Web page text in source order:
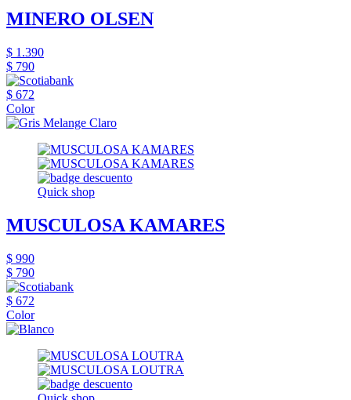
MINERO OLSEN
$ 1.390
$ 790
$ 672
Color
Quick shop
MUSCULOSA KAMARES
$ 990
$ 790
$ 672
Color